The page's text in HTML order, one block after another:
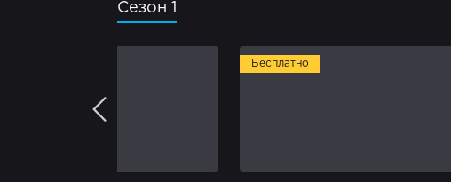
Сезон 1
Бесплатно